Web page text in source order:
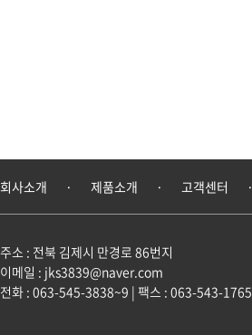
회사소개 제품소개 고객센터
주소 : 전북 김제시 만경로 86번지
이메일 : jks3839@naver.com
전화 : 063-545-3838~9 | 팩스 : 063-543-1765